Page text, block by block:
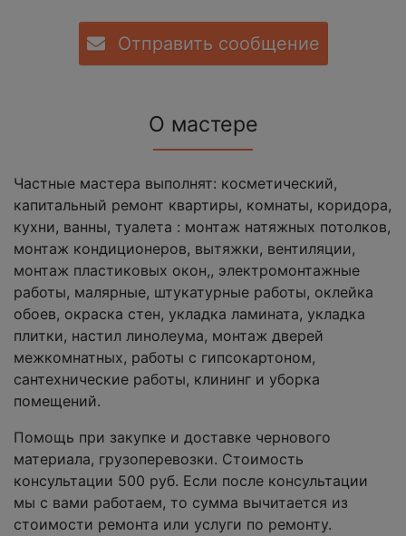
Отправить сообщение
О мастере
Частные мастера выполнят: косметический,
капитальный ремонт квартиры, комнаты, коридора,
кухни, ванны, туалета : монтаж натяжных потолков,
монтаж кондиционеров, вытяжки, вентиляции,
монтаж пластиковых окон,, электромонтажные
работы, малярные, штукатурные работы, оклейка
обоев, окраска стен, укладка ламината, укладка
плитки, настил линолеума, монтаж дверей
межкомнатных, работы с гипсокартоном,
сантехнические работы, клининг и уборка
помещений.
Помощь при закупке и доставке чернового
материала, грузоперевозки. Стоимость
консультации 500 руб. Если после консультации
мы с вами работаем, то сумма вычитается из
стоимости ремонта или услуги по ремонту.